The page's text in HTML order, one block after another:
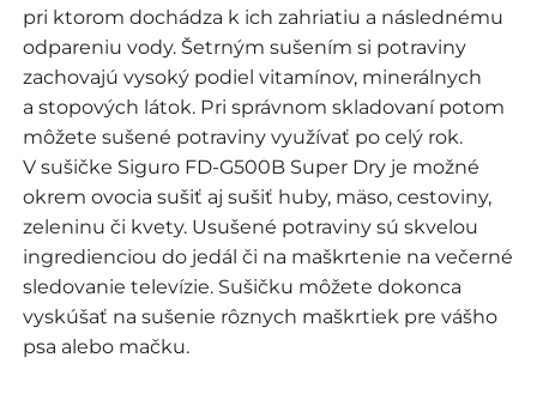
pri ktorom dochádza k ich zahriatiu a následnému
odpareniu vody. Šetrným sušením si potraviny
zachovajú vysoký podiel vitamínov, minerálnych
a stopových látok. Pri správnom skladovaní potom
môžete sušené potraviny využívať po celý rok.
V sušičke Siguro FD-G500B Super Dry je možné
okrem ovocia sušiť aj sušiť huby, mäso, cestoviny,
zeleninu či kvety. Usušené potraviny sú skvelou
ingredienciou do jedál či na maškrtenie na večerné
sledovanie televízie. Sušičku môžete dokonca
vyskúšať na sušenie rôznych maškrtiek pre vášho
psa alebo mačku.